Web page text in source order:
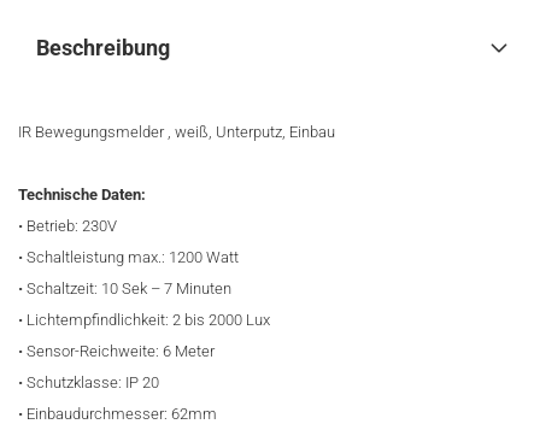
Beschreibung
IR Bewegungsmelder , weiß, Unterputz, Einbau
Technische Daten:
• Betrieb: 230V
• Schaltleistung max.: 1200 Watt
• Schaltzeit: 10 Sek – 7 Minuten
• Lichtempfindlichkeit: 2 bis 2000 Lux
• Sensor-Reichweite: 6 Meter
• Schutzklasse: IP 20
• Einbaudurchmesser: 62mm